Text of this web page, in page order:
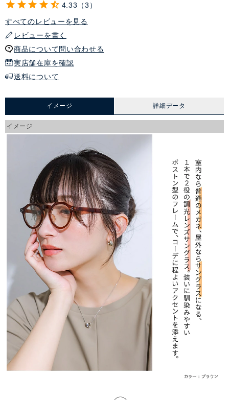
4.33
3
すべてのレビューを見る
レビューを書く
商品について問い合わせる
実店舗在庫を確認
送料について
イメージ 詳細データ
イメージ